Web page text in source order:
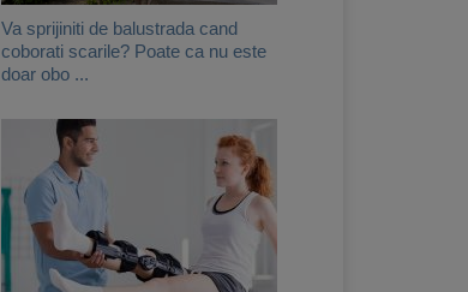
Va sprijiniti de balustrada cand
coborati scarile? Poate ca nu este
doar obo ...